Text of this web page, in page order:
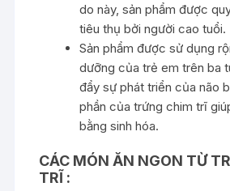
do này, sản phẩm được
tiêu thụ bởi người cao tuổi.
Sản phẩm được sử dụng
dưỡng của trẻ em trên ba
đẩy sự phát triển của não
phần của trứng chim trĩ
bằng sinh hóa.
CÁC MÓN ĂN NGON TỪ
TRĨ :